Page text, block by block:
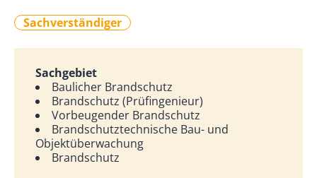
Sachverständiger
Sachgebiet
Baulicher Brandschutz
Brandschutz (Prüfingenieur)
Vorbeugender Brandschutz
Brandschutztechnische Bau- und
Objektüberwachung
Brandschutz